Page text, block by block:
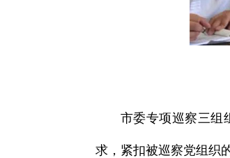
市委专项巡察三组
求，紧扣被巡察党组织